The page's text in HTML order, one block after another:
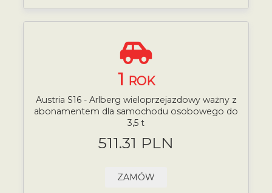
1 ROK
Austria S16 - Arlberg wieloprzejazdowy ważny z
abonamentem dla samochodu osobowego do
3,5 t
511.31 PLN
ZAMÓW